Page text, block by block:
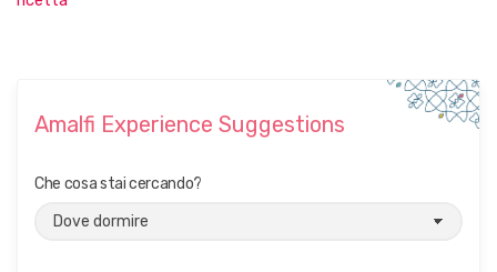
Amalfi Experience Suggestions
Che cosa stai cercando?